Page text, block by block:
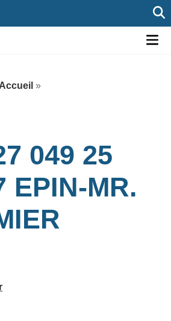
Accueil »
049 25
EPIN-MR.